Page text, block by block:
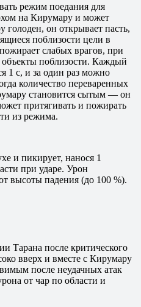
режим поедания для
на Кирумару и может
голоден, он открывает пасть,
поблизости цели в
слабых врагов, при
поблизости. Каждый
1 с, и за один раз можно
количество переваренных
становится сытым — он
притягивать и пожирать
из режима.
и пикирует, нанося 1
при ударе. Урон
высоты падения (до 100 %).
Тарана после критического
вверх и вместе с Кирумару
после неудачных атак
от чар по области и